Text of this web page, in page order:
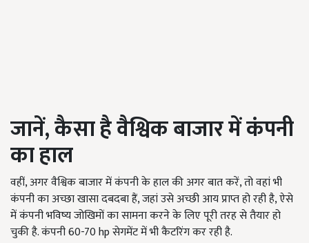
जानें,कैसाहैवैश्विकबाजारमेंकंपनी
काहाल
वहीं, अगर वैश्विक बाजार में कंपनी के हाल की अगर बात करें, तो वहां भी
कंपनी का अच्छा खासा दबदबा हैं, जहां उसे अच्छी आय प्राप्त हो रही है, ऐसे
में कंपनी भविष्य जोखिमों का सामना करने के लिए पूरी तरह से तैयार हो
चुकी है. कंपनी 60-70 hp सेगमेंट में भी कैटरिंग कर रही है.